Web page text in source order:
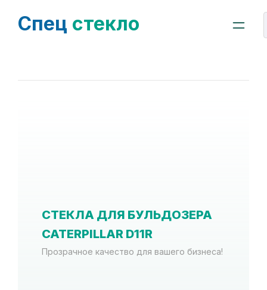
Спец стекло
СТЕКЛА ДЛЯ БУЛЬДОЗЕРА
CATERPILLAR D11R
Прозрачное качество для вашего бизнеса!